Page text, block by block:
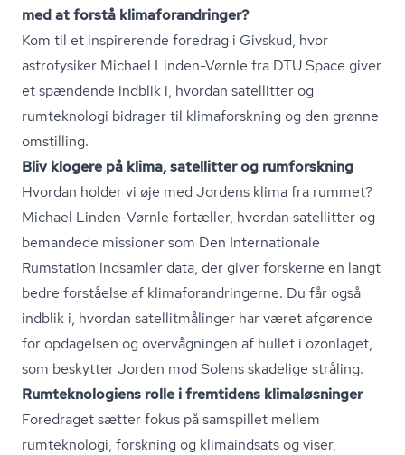
med at forstå kli­ma­for­an­drin­ger?
Kom til et inspirerende foredrag i Givskud, hvor
astrofysiker Michael Linden-Vørnle fra DTU Space giver
et spændende indblik i, hvordan satellitter og
rumteknologi bidrager til klimaforskning og den grønne
omstilling.
Bliv klogere på klima, satellitter og rumforskning
Hvordan holder vi øje med Jordens klima fra rummet?
Michael Linden-Vørnle fortæller, hvordan satellitter og
bemandede missioner som Den Internationale
Rumstation indsamler data, der giver forskerne en langt
bedre forståelse af kli­ma­for­an­drin­ger­ne. Du får også
indblik i, hvordan sa­tel­lit­må­lin­ger har været afgørende
for opdagelsen og overvågningen af hullet i ozonlaget,
som beskytter Jorden mod Solens skadelige stråling.
Rum­tek­no­lo­gi­ens rolle i fremtidens klimaløsninger
Foredraget sætter fokus på samspillet mellem
rumteknologi, forskning og klimaindsats og viser,